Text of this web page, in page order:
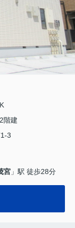
階建
3
宮 」駅 徒歩28分